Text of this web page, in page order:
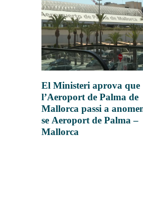
El Ministeri aprova que
l’Aeroport de Palma de
Mallorca passi a
se Aeroport de Palma –
Mallorca